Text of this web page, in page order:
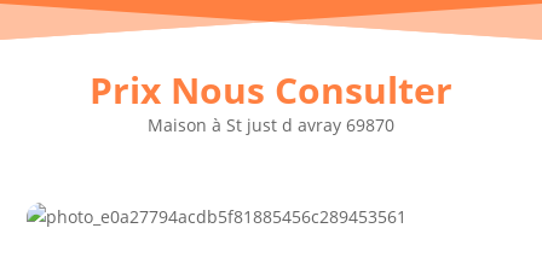
Prix Nous Consulter
Maison à St just d avray 69870